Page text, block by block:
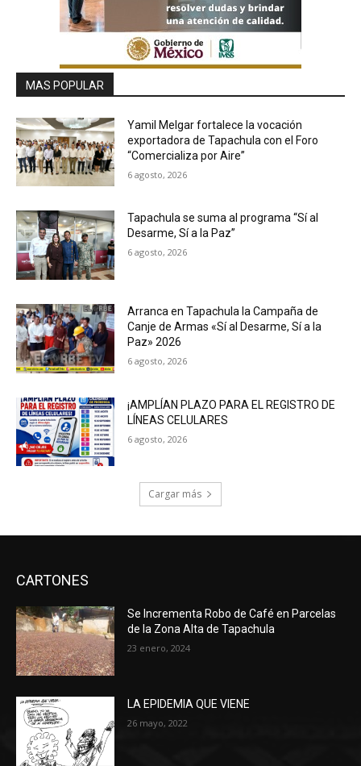
MAS POPULAR
Yamil Melgar fortalece la vocación
exportadora de Tapachula con el Foro
“Comercializa por Aire”
6 agosto, 2026
Tapachula se suma al programa “Sí al
Desarme, Sí a la Paz”
6 agosto, 2026
Arranca en Tapachula la Campaña de
Canje de Armas «Sí al Desarme, Sí a la
Paz» 2026
6 agosto, 2026
¡AMPLÍAN PLAZO PARA EL REGISTRO DE
LÍNEAS CELULARES
6 agosto, 2026
Cargar más
CARTONES
Se Incrementa Robo de Café en Parcelas
de la Zona Alta de Tapachula
23 enero, 2024
LA EPIDEMIA QUE VIENE
26 mayo, 2022